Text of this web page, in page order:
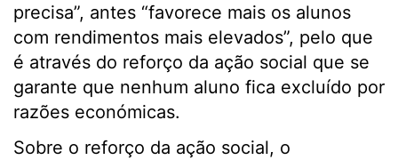
precisa”, antes “favorece mais os alunos
com rendimentos mais elevados”, pelo que
é através do reforço da ação social que se
garante que nenhum aluno fica excluído por
razões económicas.
Sobre o reforço da ação social, o